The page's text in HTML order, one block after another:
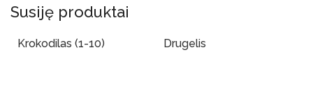
Susiję produktai
Krokodilas (1-10) Drugelis